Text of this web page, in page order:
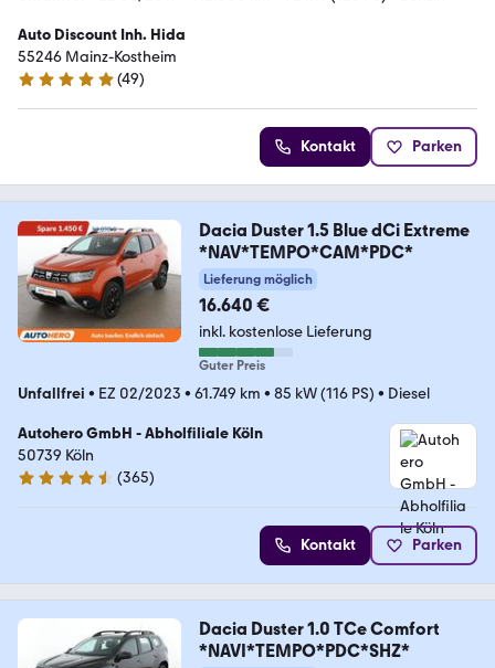
Auto Discount Inh. Hida
55246 Mainz-Kostheim
4.9 Sterne
(49)
Kontakt Parken
Dacia Duster 1.5 Blue dCi Extreme
*NAV*TEMPO*CAM*PDC*
Lieferung möglich
16.640 €
inkl. kostenlose Lieferung
Guter Preis
Unfallfrei • EZ 02/2023 • 61.749 km • 85 kW (116 PS) • Diesel
Autohero GmbH - Abholfiliale Köln
50739 Köln
4.6 Sterne
(365)
Kontakt Parken
Dacia Duster 1.0 TCe Comfort
*NAVI*TEMPO*PDC*SHZ*